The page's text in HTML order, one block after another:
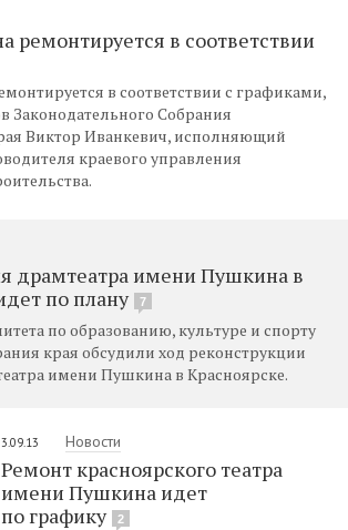
ремонтируется в соответствии
в соответствии с графиками,
Законодательного Собрания
Виктор Иванкевич, исполняющий
краевого управления
драмтеатра имени Пушкина в
по плану
7
по образованию, культуре и спорту
края обсудили ход реконструкции
имени Пушкина в Красноярске.
3.09.13 Новости
Ремонт красноярского театра
имени Пушкина идет
по графику
2